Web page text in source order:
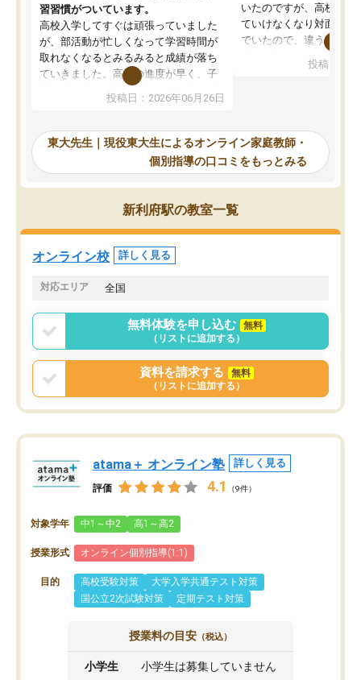
習習慣がついています。
高校入学してすぐは頑張っていました
が、部活動が忙しくなって学習時間が
取れなくなるとみるみると成績が落ち
ていきました。高校の進度が早く、子
供も家に帰って勉強の話すると嫌な反
応を示します。東大先生にお願いして
れるので、親としても安心です。毎日
使える自習室とかもあり、わからない
ところがあれば先生が回答してくれる
のも重宝しています。
投稿日：2026年06月26日
いたのですが、高校に入
ていけなくなり対面の塾
でいたので、違うアプロ
で、当初は模試でD判定
自習室が毎日使えていつ
るのが心強かったよう
謝です。
投稿日：
東大先生｜現役東大生によるオンライン家庭教師・
個別指導の口コミをもっとみる
新利府駅の教室一覧
オンライン校 詳しく見る
対応エリア 全国
無料体験を申し込む
無料
（リストに追加する）
資料を請求する
無料
（リストに追加する）
atama＋ オンライン塾 詳しく見る
評価 4.1 （9件）
対象学年 中1～中2 高1～高2
授業形式 オンライン個別指導(1:1)
目的 高校受験対策
大学入学共通テスト対策
国公立2次試験対策
定期テスト対策
授業料の目安 （税込）
小学生 小学生は募集していません